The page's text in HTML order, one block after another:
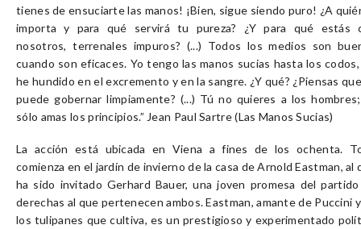
tienes de ensuciarte las manos! ¡Bien, sigue siendo puro! ¿A
importa y para qué servirá tu pureza? ¿Y para qué estás
nosotros, terrenales impuros? (...) Todos los medios son
cuando son eficaces. Yo tengo las manos sucias hasta los
he hundido en el excremento y en la sangre. ¿Y qué? ¿Piensas
puede gobernar limpiamente? (...) Tú no quieres a los
sólo amas los principios.” Jean Paul Sartre (Las Manos Sucias)
La acción está ubicada en Viena a fines de los ochenta.
comienza en el jardín de invierno de la casa de Arnold Eastman, al
ha sido invitado Gerhard Bauer, una joven promesa del
derechas al que pertenecen ambos. Eastman, amante de Puccini
los tulipanes que cultiva, es un prestigioso y experimentado